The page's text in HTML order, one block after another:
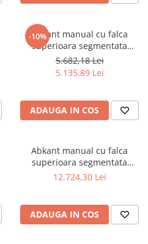
masa
-10%
Abkant manual cu falca
superioara segmentata
Bernardo SB 1220 S
5.682,18 Lei
5.135,89 Lei
ADAUGA IN COS
Abkant manual cu falca
superioara segmentata
Bernardo TB 1270
12.724,30 Lei
ADAUGA IN COS